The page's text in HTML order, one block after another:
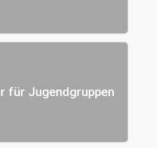
für Jugendgruppen